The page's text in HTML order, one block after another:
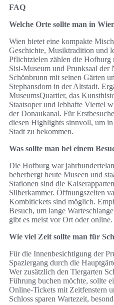
FAQ
Welche Orte sollte man in
Wien bietet eine kompakte
Geschichte, Musiktradition und
Pflichtzielen zählen die Hofburg
Sisi‑Museum und Prunksaal
Schönbrunn mit seinen Gärten
Stephansdom in der Altstadt.
MuseumsQuartier, das
Staatsoper und lebhafte Viertel
der Donaukanal. Für
diesen Highlights sinnvoll, um
Stadt zu bekommen.
Was sollte man bei einem
Die Hofburg war
beherbergt heute Museen und
Stationen sind die
Silberkammer. Öffnungszeiten
Kombitickets sind möglich.
Besuch, um lange
gibt es meist vor Ort oder online.
Wie viel Zeit sollte man für
Für die Innenbesichtigung der
Spaziergang durch die
Wer zusätzlich den Tiergarten
Führung buchen möchte, sollte
Online‑Tickets mit Zeitfenstern
Schloss sparen Wartezeit,